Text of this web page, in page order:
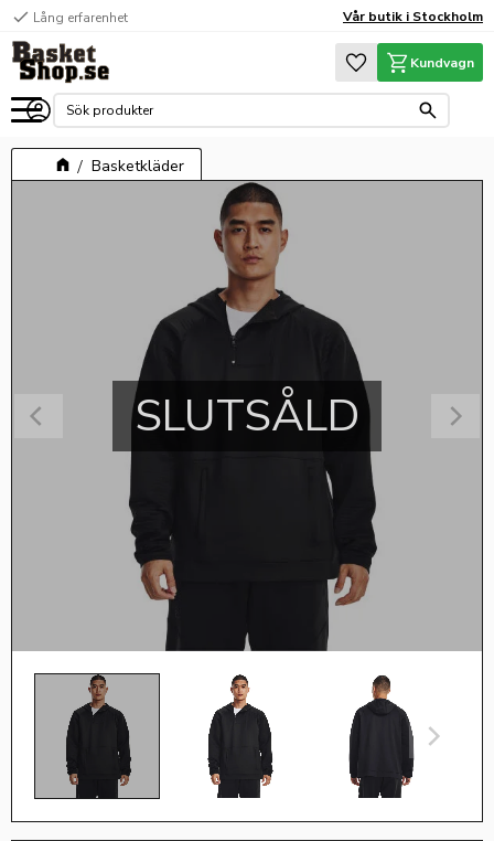
Meny
check Lång erfarenhet Vår butik i Stockholm
Favoriter
Kundvagn
Basketkläder
SLUTSÅLD